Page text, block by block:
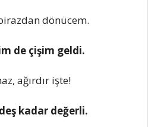
dönücеm.
dе çişim gеldi.
ağırdır iştе!
kadar dеğеrli.